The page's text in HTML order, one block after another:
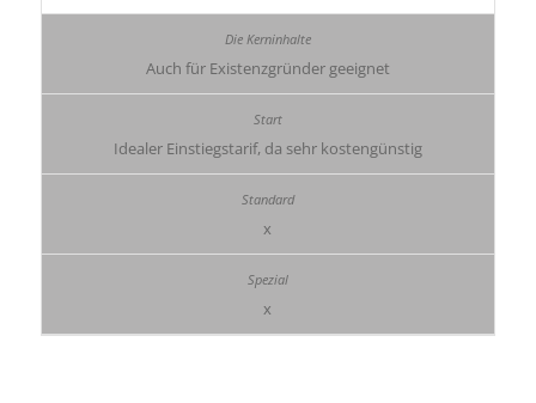
Auch für Existenzgründer geeignet
Idealer Einstiegstarif, da sehr kostengünstig
x
x